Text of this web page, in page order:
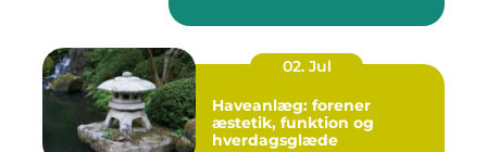
02. Jul
Haveanlæg: forener
æstetik, funktion og
hverdagsglæde